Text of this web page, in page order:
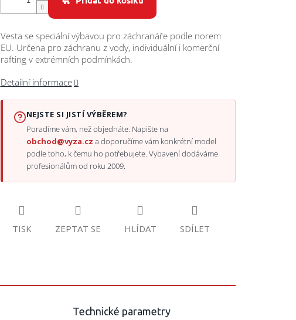
Vesta se speciální výbavou pro záchranáře podle norem
EU. Určena pro záchranu z vody, individuální i komerční
rafting v extrémních podmínkách.
Detailní informace
NEJSTE SI JISTÍ VÝBĚREM?
Poradíme vám, než objednáte. Napište na
obchod@vyza.cz a doporučíme vám konkrétní model
podle toho, k čemu ho potřebujete. Vybavení dodáváme
profesionálům od roku 2009.
TISK ZEPTAT SE HLÍDAT SDÍLET
Technické parametry